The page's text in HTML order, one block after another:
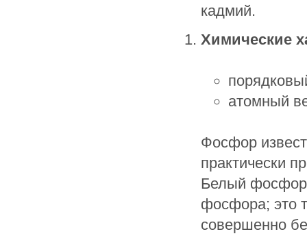
кадмий.
Химические
атомный
Фосфор
практически
Белый фосфор
фосфора; это
совершенно